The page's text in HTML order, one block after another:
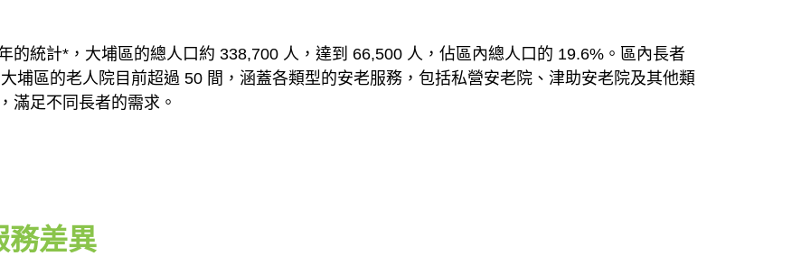
的統計*，大埔區的總人口約 338,700 人，達到 66,500 人，佔區內總人口的 19.6%。區內長者
埔區的老人院目前超過 50 間，涵蓋各類型的安老服務，包括私營安老院、津助安老院及其他類
滿足不同長者的需求。
務差異